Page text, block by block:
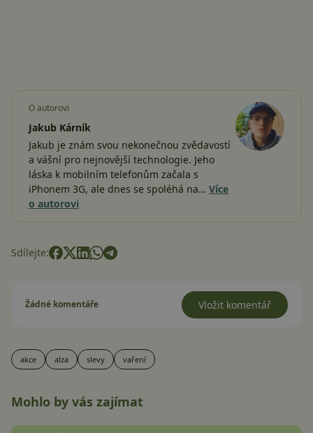
O autorovi
Jakub Kárník
Jakub je znám svou nekonečnou zvědavostí
a vášní pro nejnovější technologie. Jeho
láska k mobilním telefonům začala s
iPhonem 3G, ale dnes se spoléhá na… Více
o autorovi
Sdílejte:
Žádné komentáře Vložit komentář
akce alza slevy vaření
Mohlo by vás zajímat